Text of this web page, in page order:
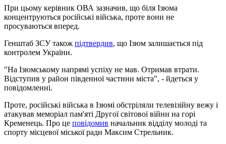
При цьому керівник ОВА зазначив, що біля Ізюма
концентруються російські війська, проте вони не
просуваються вперед.
Генштаб ЗСУ також підтвердив, що Ізюм залишається під
контролем України.
"На Ізюмському напрямі успіху не мав. Отримав втрати.
Відступив у район південної частини міста", - йдеться у
повідомленні.
Проте, російські війська в Ізюмі обстріляли телевізійну вежу і
атакував меморіал пам'яті Другої світової війни на горі
Кременець. Про це повідомив начальник відділу молоді та
спорту місцевої міської ради Максим Стрельник.